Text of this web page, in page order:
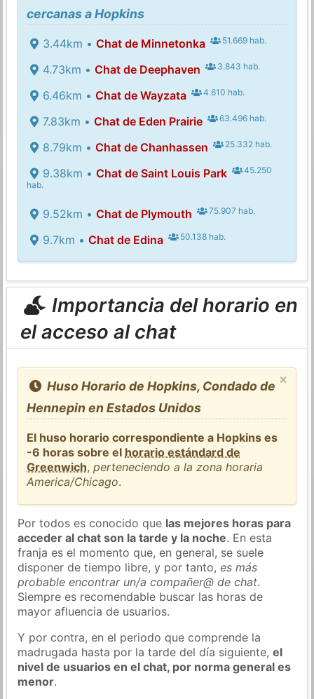
cercanas a Hopkins
3.44km • Chat de Minnetonka 51.669 hab.
4.73km • Chat de Deephaven 3.843 hab.
6.46km • Chat de Wayzata 4.610 hab.
7.83km • Chat de Eden Prairie 63.496 hab.
8.79km • Chat de Chanhassen 25.332 hab.
9.38km • Chat de Saint Louis Park
45.250
hab.
9.52km • Chat de Plymouth 75.907 hab.
9.7km • Chat de Edina 50.138 hab.
Importancia del horario en
el acceso al chat
×
Huso Horario de Hopkins, Condado de
Hennepin en Estados Unidos
El huso horario correspondiente a Hopkins es
-6 horas sobre el horario estándard de
Greenwich,perteneciendo a la zona horaria
America/Chicago.
Por todos es conocido que las mejores horas para
acceder al chat son la tarde y la noche. En esta
franja es el momento que, en general, se suele
disponer de tiempo libre, y por tanto,es más
probable encontrar un/a compañer@ de chat.
Siempre es recomendable buscar las horas de
mayor afluencia de usuarios.
Y por contra, en el periodo que comprende la
madrugada hasta por la tarde del día siguiente,el
nivel de usuarios en el chat, por norma general es
menor.